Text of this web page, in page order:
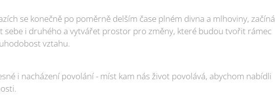
se konečně po poměrně delším čase plném divna a mlhoviny, začíná
sebe i druhého a vytvářet prostor pro změny, které budou tvořit rámec
vztahu.
i nacházení povolání - míst kam nás život povolává, abychom nabídli